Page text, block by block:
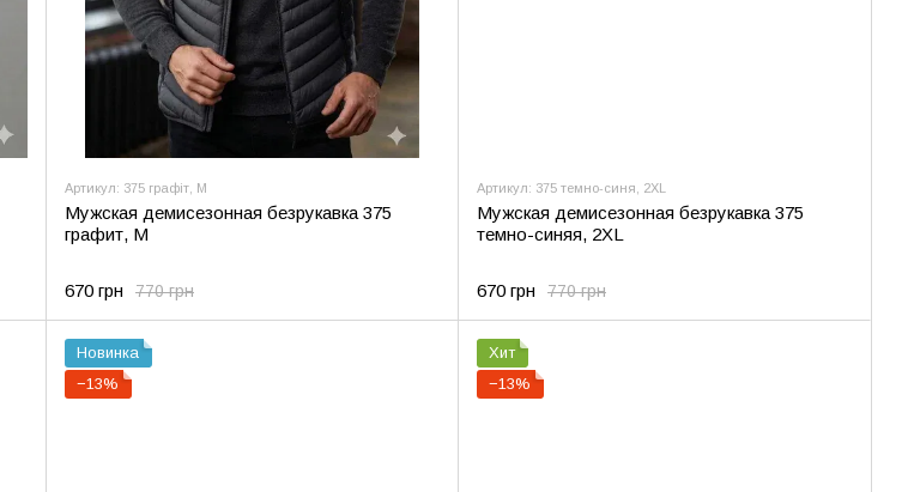
Артикул: 375 графіт, M
Мужская демисезонная безрукавка 375
графит, M
770 грн
670 грн
Артикул: 375 темно-синя, 2XL
Мужская демисезонная безрукавка 375
темно-синяя, 2XL
770 грн
670 грн
Новинка
−13%
Хит
−13%